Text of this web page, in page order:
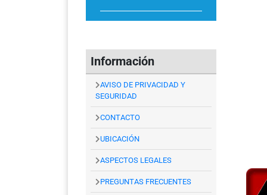
Información
AVISO DE PRIVACIDAD Y
SEGURIDAD
CONTACTO
UBICACIÓN
ASPECTOS LEGALES
PREGUNTAS FRECUENTES